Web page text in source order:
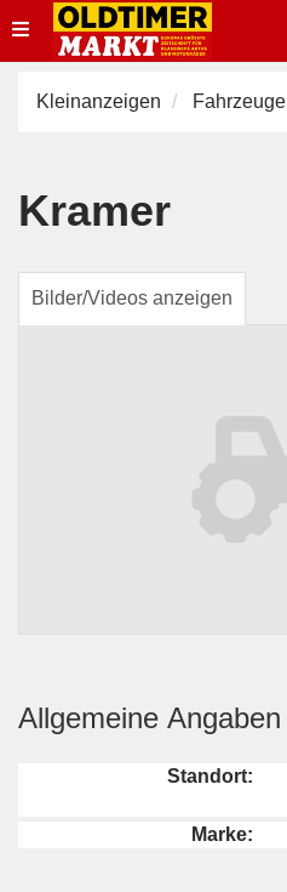
Toggle
navigation
Kleinanzeigen Fahrzeuge
Kramer
Bilder/Videos anzeigen
Allgemeine Angaben
Standort:
Marke: